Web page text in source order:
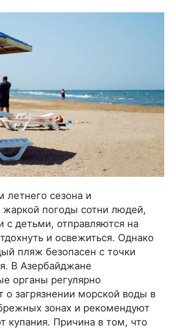
летнего сезона и
жаркой погоды сотни людей,
с детьми, отправляются на
и освежиться. Однако
пляж безопасен с точки
В Азербайджане
органы регулярно
о загрязнении морской воды в
зонах и рекомендуют
купания. Причина в том, что